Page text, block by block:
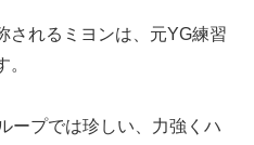
されるミヨンは、元YG練習
ープでは珍しい、力強くハ